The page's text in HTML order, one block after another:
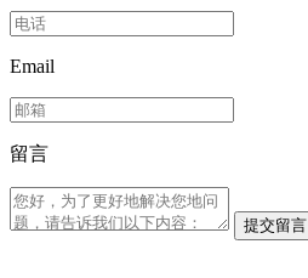
Email
留言
提交留言